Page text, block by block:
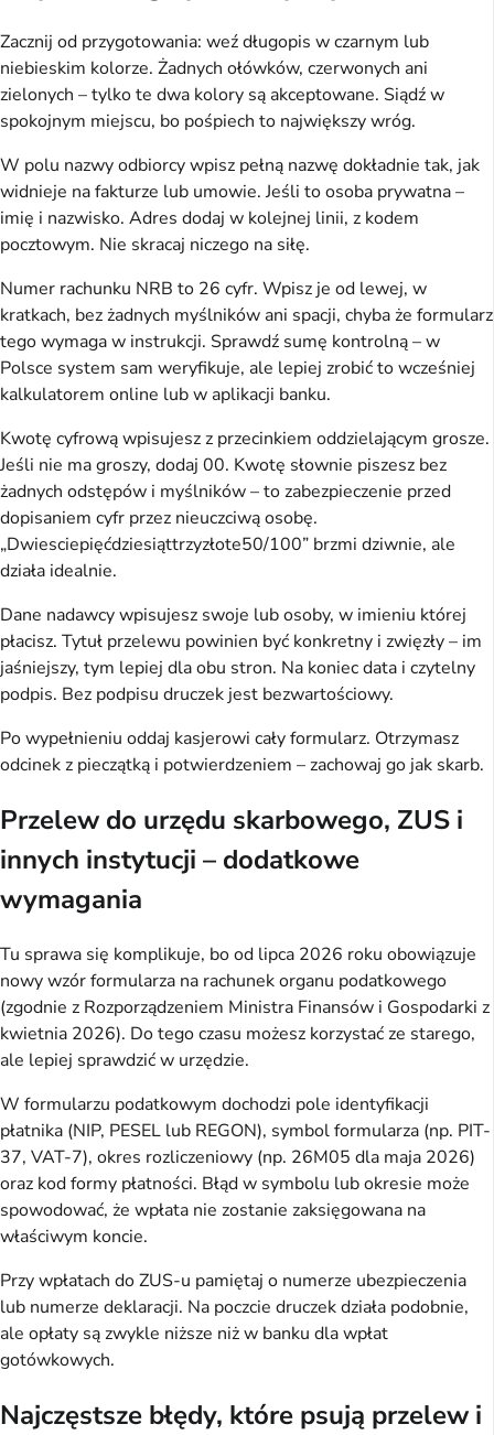
Zacznij od przygotowania: weź długopis w czarnym lub
niebieskim kolorze. Żadnych ołówków, czerwonych ani
zielonych – tylko te dwa kolory są akceptowane. Siądź w
spokojnym miejscu, bo pośpiech to największy wróg.
W polu nazwy odbiorcy wpisz pełną nazwę dokładnie tak, jak
widnieje na fakturze lub umowie. Jeśli to osoba prywatna –
imię i nazwisko. Adres dodaj w kolejnej linii, z kodem
pocztowym. Nie skracaj niczego na siłę.
Numer rachunku NRB to 26 cyfr. Wpisz je od lewej, w
kratkach, bez żadnych myślników ani spacji, chyba że formularz
tego wymaga w instrukcji. Sprawdź sumę kontrolną – w
Polsce system sam weryfikuje, ale lepiej zrobić to wcześniej
kalkulatorem online lub w aplikacji banku.
Kwotę cyfrową wpisujesz z przecinkiem oddzielającym grosze.
Jeśli nie ma groszy, dodaj 00. Kwotę słownie piszesz bez
żadnych odstępów i myślników – to zabezpieczenie przed
dopisaniem cyfr przez nieuczciwą osobę.
„Dwiesciepięćdziesiąttrzyzłote50/100” brzmi dziwnie, ale
działa idealnie.
Dane nadawcy wpisujesz swoje lub osoby, w imieniu której
płacisz. Tytuł przelewu powinien być konkretny i zwięzły – im
jaśniejszy, tym lepiej dla obu stron. Na koniec data i czytelny
podpis. Bez podpisu druczek jest bezwartościowy.
Po wypełnieniu oddaj kasjerowi cały formularz. Otrzymasz
odcinek z pieczątką i potwierdzeniem – zachowaj go jak skarb.
Przelew do urzędu skarbowego, ZUS i
innych instytucji – dodatkowe
wymagania
Tu sprawa się komplikuje, bo od lipca 2026 roku obowiązuje
nowy wzór formularza na rachunek organu podatkowego
(zgodnie z Rozporządzeniem Ministra Finansów i Gospodarki z
kwietnia 2026). Do tego czasu możesz korzystać ze starego,
ale lepiej sprawdzić w urzędzie.
W formularzu podatkowym dochodzi pole identyfikacji
płatnika (NIP, PESEL lub REGON), symbol formularza (np. PIT-
37, VAT-7), okres rozliczeniowy (np. 26M05 dla maja 2026)
oraz kod formy płatności. Błąd w symbolu lub okresie może
spowodować, że wpłata nie zostanie zaksięgowana na
właściwym koncie.
Przy wpłatach do ZUS-u pamiętaj o numerze ubezpieczenia
lub numerze deklaracji. Na poczcie druczek działa podobnie,
ale opłaty są zwykle niższe niż w banku dla wpłat
gotówkowych.
Najczęstsze błędy, które psują przelew i